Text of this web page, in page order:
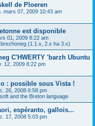
de Ploeren
mars 07, 2009 10:43 am
est disponible
01, 2009 8:22 am
(1.1.x, 2.x ha 3.x)
C'HWERTY 'barzh Ubuntu
12, 2009 8:22 pm
: possible sous Vista !
26, 2008 6:58 pm
and the Breton language
espéranto, gallois...
17, 2008 5:03 pm